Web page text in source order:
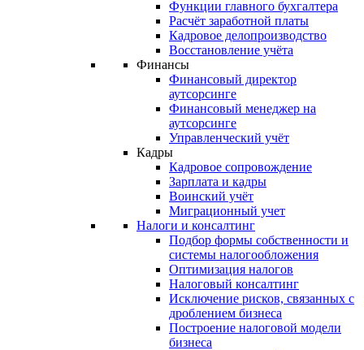
Функции главного бухгалтера
Расчёт заработной платы
Кадровое делопроизводство
Восстановление учёта
Финансы
Финансовый директор
аутсорсинге
Финансовый менеджер на
аутсорсинге
Управленческий учёт
Кадры
Кадровое сопровождение
Зарплата и кадры
Воинский учёт
Миграционный учет
Налоги и консалтинг
Подбор формы собственности и
системы налогообложения
Оптимизация налогов
Налоговый консалтинг
Исключение рисков, связанных с
дроблением бизнеса
Построение налоговой модели
бизнеса